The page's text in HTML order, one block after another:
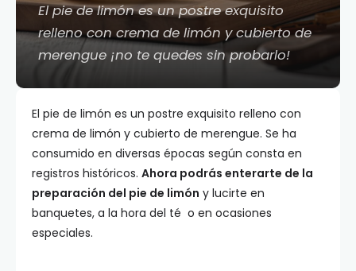
El pie de limón es un postre exquisito
relleno con crema de limón y cubierto de
merengue ¡no te quedes sin probarlo!
El pie de limón es un postre exquisito relleno con
crema de limón y cubierto de merengue. Se ha
consumido en diversas épocas según consta en
registros históricos. Ahora podrás enterarte de la
preparación del pie de limón y lucirte en
banquetes, a la hora del té o en ocasiones
especiales.